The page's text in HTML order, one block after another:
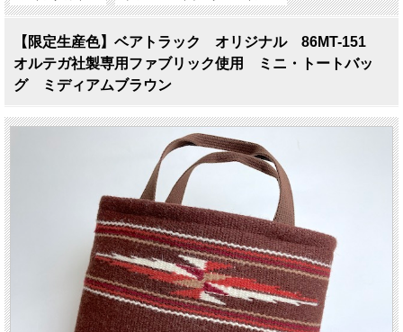
【限定生産色】ベアトラック オリジナル 86MT-151
オルテガ社製専用ファブリック使用 ミニ・トートバッ
グ ミディアムブラウン